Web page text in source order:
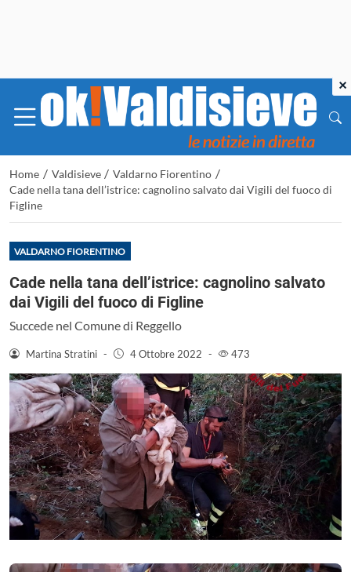
Home / Valdisieve / Valdarno Fiorentino /
Cade nella tana dell’istrice: cagnolino salvato dai Vigili del fuoco di
Figline
VALDARNO FIORENTINO
Cade nella tana dell’istrice: cagnolino salvato
dai Vigili del fuoco di Figline
Succede nel Comune di Reggello
Martina Stratini - 4 Ottobre 2022 - 473
×